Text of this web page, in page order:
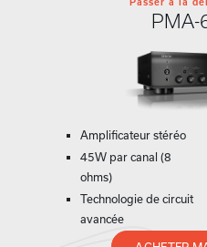
PMA-
Amplificateur stéréo
45W par canal (8
ohms)
Technologie de circuit
avancée